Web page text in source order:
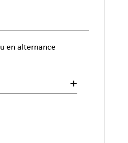
en alternance